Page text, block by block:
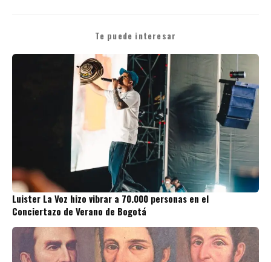
Te puede interesar
Luister La Voz hizo vibrar a 70.000 personas en el
Conciertazo de Verano de Bogotá